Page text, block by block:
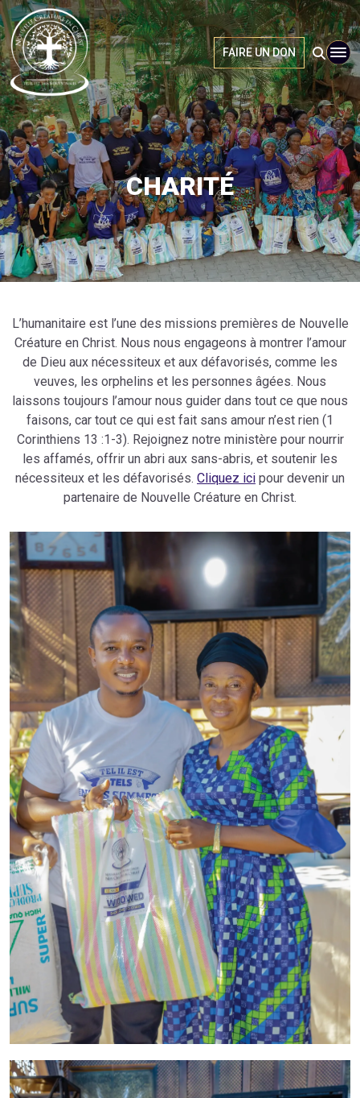
FAIRE UN DON
CHARITÉ
CHARITÉ
L’humanitaire est l’une des missions premières de Nouvelle
Créature en Christ. Nous nous engageons à montrer l’amour
de Dieu aux nécessiteux et aux défavorisés, comme les
veuves, les orphelins et les personnes âgées. Nous
laissons toujours l’amour nous guider dans tout ce que nous
faisons, car tout ce qui est fait sans amour n’est rien (1
Corinthiens 13 :1-3). Rejoignez notre ministère pour nourrir
les affamés, offrir un abri aux sans-abris, et soutenir les
nécessiteux et les défavorisés. Cliquez ici pour devenir un
partenaire de Nouvelle Créature en Christ.